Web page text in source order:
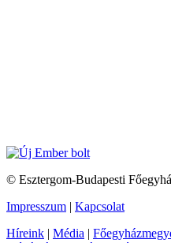
© Esztergom-Budapesti
Impresszum | Kapcsolat
Híreink | Média |